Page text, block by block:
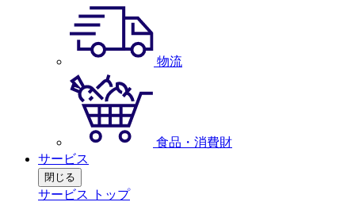
物流
食品・消費財
サービス
閉じる
サービス トップ